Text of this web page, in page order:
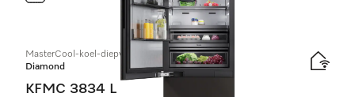
MasterCool-koel-diepvriescombinatie
Diamond
KFMC 3834 L